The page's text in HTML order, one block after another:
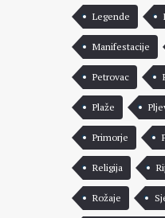
Legende
Manifestacije
Petrovac
Plaže
Primorje
Religija
Rožaje